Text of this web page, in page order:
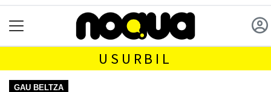
USURBIL
GAU BELTZA